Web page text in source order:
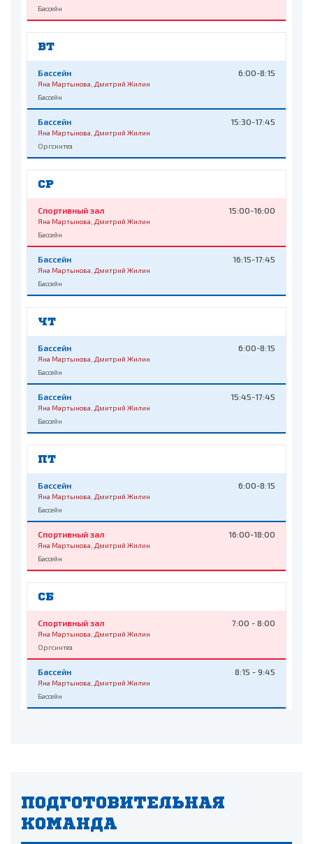
Бассейн
ВТ
Бассейн
Яна Мартынова, Дмитрий Жилин
6:00-8:15
Бассейн
Бассейн
Яна Мартынова, Дмитрий Жилин
15:30-17:45
Оргсинтез
СР
Спортивный зал
Яна Мартынова, Дмитрий Жилин
15:00-16:00
Бассейн
Бассейн
Яна Мартынова, Дмитрий Жилин
16:15-17:45
Бассейн
ЧТ
Бассейн
Яна Мартынова, Дмитрий Жилин
6:00-8:15
Бассейн
Бассейн
Яна Мартынова, Дмитрий Жилин
15:45-17:45
Бассейн
ПТ
Бассейн
Яна Мартынова, Дмитрий Жилин
6:00-8:15
Бассейн
Спортивный зал
Яна Мартынова, Дмитрий Жилин
16:00-18:00
Бассейн
СБ
Спортивный зал
Яна Мартынова, Дмитрий Жилин
7:00 - 8:00
Оргсинтез
Бассейн
Яна Мартынова, Дмитрий Жилин
8:15 - 9:45
Бассейн
ПОДГОТОВИТЕЛЬНАЯ
КОМАНДА